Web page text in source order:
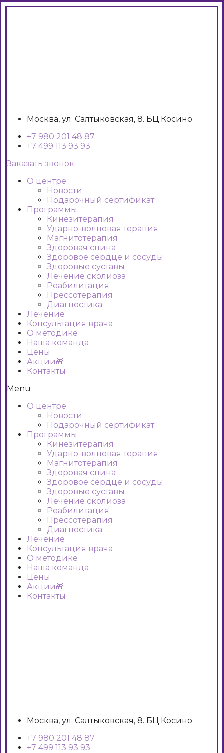
Москва, ул. Салтыковская, 8. БЦ Косино
+7 980 201 48 87
+7 499 113 93 93
Заказать звонок
О центре
Новости
Подарочный сертификат
Программы
Кинезитерапия
Ударно-волновая терапия
Магнитотерапия
Здоровая спина
Здоровое сердце и сосуды
Здоровые суставы
Лечение сколиоза
Реабилитация
Прессотерапия
Диагностика
Лечение
Консультация врача
О методике
Наша команда
Цены
Акции🎁
Контакты
Menu
О центре
Новости
Подарочный сертификат
Программы
Кинезитерапия
Ударно-волновая терапия
Магнитотерапия
Здоровая спина
Здоровое сердце и сосуды
Здоровые суставы
Лечение сколиоза
Реабилитация
Прессотерапия
Диагностика
Лечение
Консультация врача
О методике
Наша команда
Цены
Акции🎁
Контакты
Москва, ул. Салтыковская, 8. БЦ Косино
+7 980 201 48 87
+7 499 113 93 93